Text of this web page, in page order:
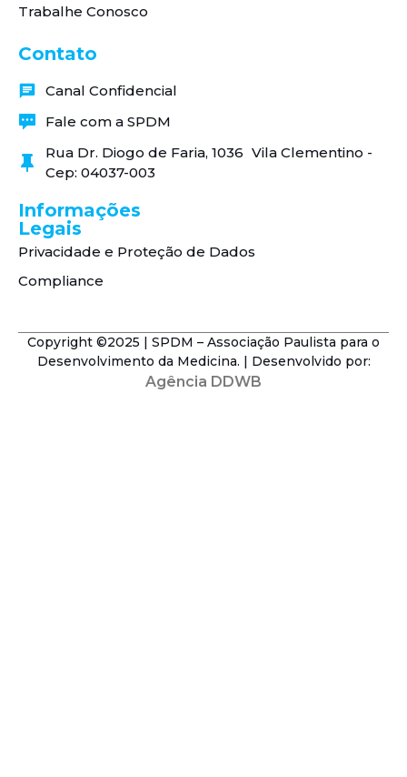
Trabalhe Conosco
Contato
Canal Confidencial
Fale com a SPDM
Rua Dr. Diogo de Faria, 1036 Vila Clementino -
Cep: 04037-003
Informações
Legais
Privacidade e Proteção de Dados
Compliance
Copyright ©2025 | SPDM – Associação Paulista para o
Desenvolvimento da Medicina. | Desenvolvido por:
Agência DDWB